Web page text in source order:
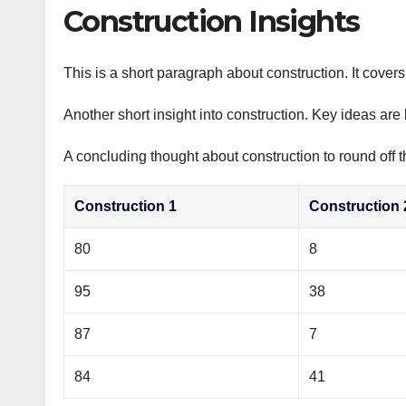
Construction Insights
This is a short paragraph about construction. It
Another short insight into construction. Key ideas
A concluding thought about construction to round off
Construction 1 Construction
80 8
95 38
87 7
84 41